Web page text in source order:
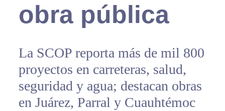
obra pública
La SCOP reporta más de mil 800
proyectos en carreteras, salud,
seguridad y agua; destacan obras
en Juárez, Parral y Cuauhtémoc